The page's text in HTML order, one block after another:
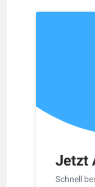
Jetzt
Schnell